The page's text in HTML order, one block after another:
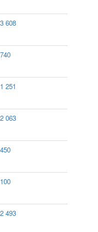
3 608
740
1 251
2 063
450
100
2 493